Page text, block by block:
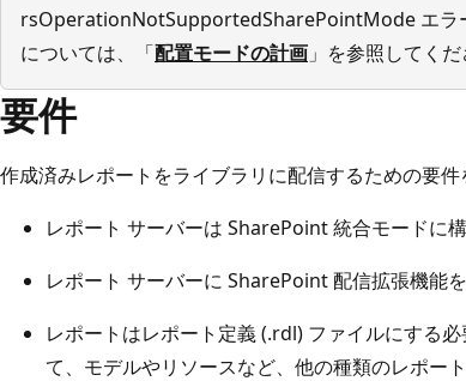
rsOperationNotSupportedSharePointMode エラ
については、「配置モードの計画 」を参照してくだ
要件
作成済みレポートをライブラリに配信するための要件
レポート サーバーは SharePoint 統合モードに
レポート サーバーに SharePoint 配信拡張機能
レポートはレポート定義 (.rdl) ファイルにする
て、モデルやリソースなど、他の種類のレポー